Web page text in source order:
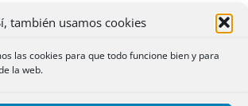
también usamos cookies
las cookies para que todo funcione bien y para
la web.
efectividad del crédito